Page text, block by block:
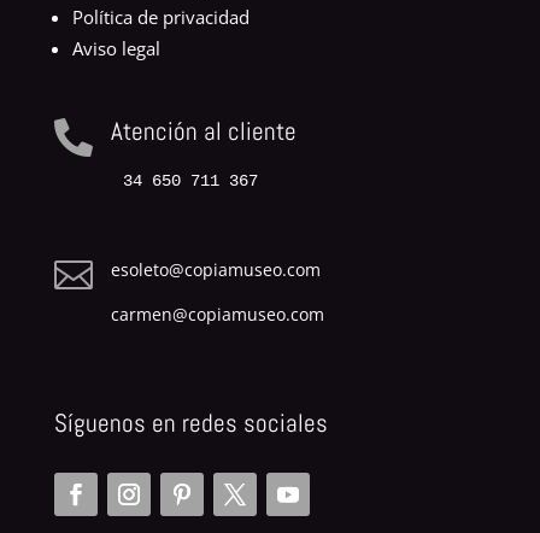
Política de privacidad
Aviso legal
 Atención al cliente
34 650 711 367

esoleto@copiamuseo.com
carmen@copiamuseo.com
Síguenos en redes sociales